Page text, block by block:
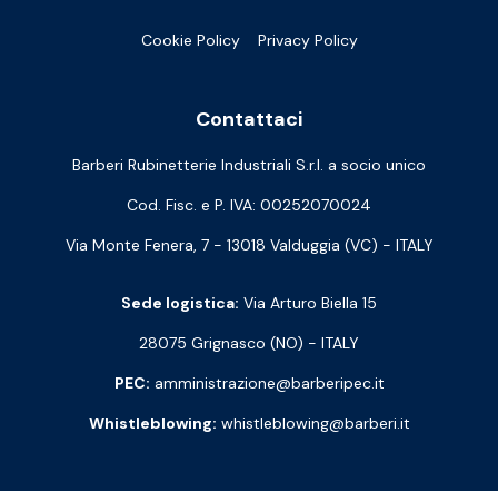
Cookie Policy Privacy Policy
Contattaci
Barberi Rubinetterie Industriali S.r.l. a socio unico
Cod. Fisc. e P. IVA: 00252070024
Via Monte Fenera, 7 - 13018 Valduggia (VC) - ITALY
Sede logistica: Via Arturo Biella 15
28075 Grignasco (NO) - ITALY
PEC: amministrazione@barberipec.it
Whistleblowing: whistleblowing@barberi.it